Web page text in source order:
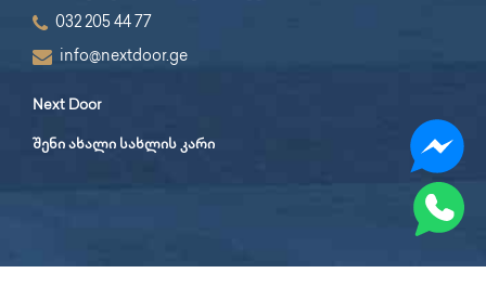
032 205 44 77
info@nextdoor.ge
Next Door
შენი ახალი სახლის კარი